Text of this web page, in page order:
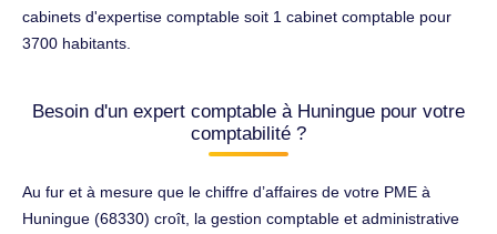
cabinets d'expertise comptable soit 1 cabinet comptable pour
3700 habitants.
Besoin d'un expert comptable à Huningue pour votre
comptabilité ?
Au fur et à mesure que le chiffre d’affaires de votre PME à
Huningue (68330) croît, la gestion comptable et administrative